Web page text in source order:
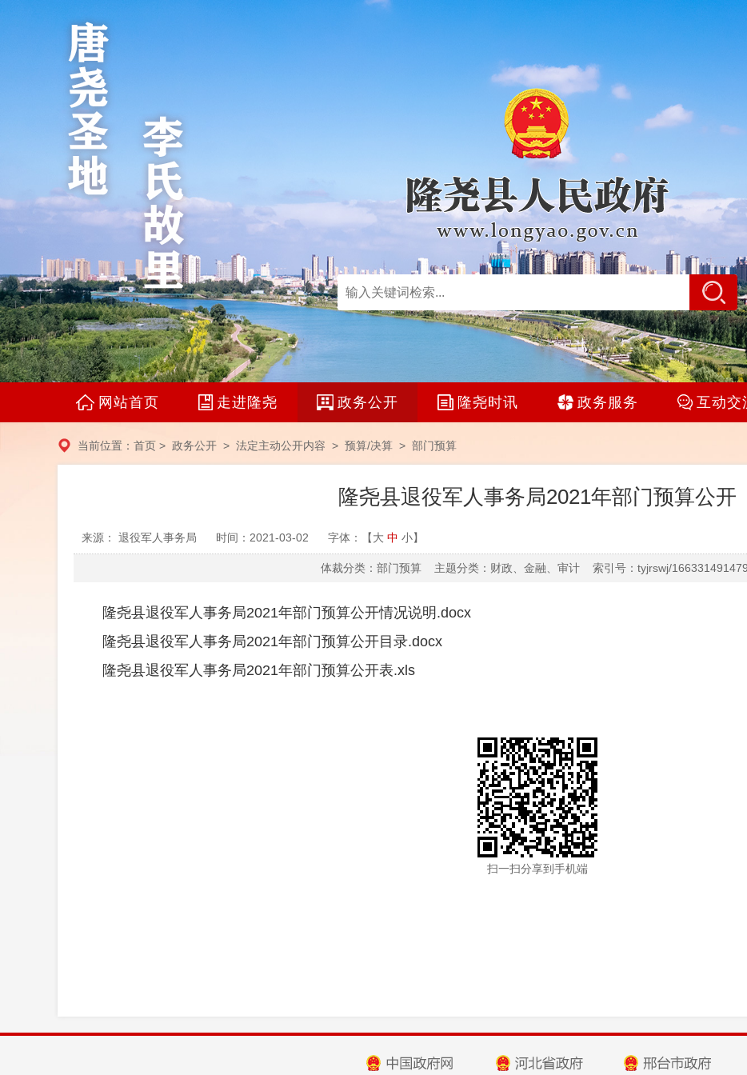
网站首页 走进隆尧 政务公开 隆尧时讯 政务服务 互动交
当前位置： 首页 > 政务公开 > 法定主动公开内容 > 预算/决算 > 部门预算
隆尧县退役军人事务局2021年部门预算公开
来源： 退役军人事务局 时间：2021-03-02 字体：【大 中 小】
体裁分类：部门预算 主题分类：财政、金融、审计 索引号：tyjrswj/
隆尧县退役军人事务局2021年部门预算公开情况说明.docx
隆尧县退役军人事务局2021年部门预算公开目录.docx
隆尧县退役军人事务局2021年部门预算公开表.xls
扫一扫分享到手机端